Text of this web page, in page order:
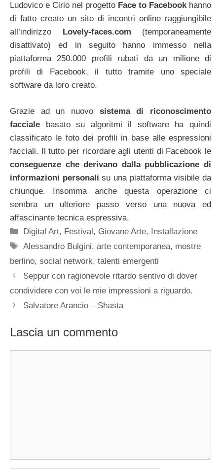
Ludovico e Cirio nel progetto Face to Facebook hanno
di fatto creato un sito di incontri online raggiungibile
all’indirizzo Lovely-faces.com (temporaneamente
disattivato) ed in seguito hanno immesso nella
piattaforma 250.000 profili rubati da un milione di
profili di Facebook, il tutto tramite uno speciale
software da loro creato.
Grazie ad un nuovo sistema di riconoscimento
facciale basato su algoritmi il software ha quindi
classificato le foto dei profili in base alle espressioni
facciali. Il tutto per ricordare agli utenti di Facebook le
conseguenze che derivano dalla pubblicazione di
informazioni personalisu una piattaforma visibile da
chiunque. Insomma anche questa operazione ci
sembra un ulteriore passo verso una nuova ed
affascinante tecnica espressiva.
Categorie
Digital Art, Festival, Giovane Arte, Installazione
Tag
Alessandro Bulgini,arte contemporanea, mostre
berlino, social network, talenti emergenti
Seppur con ragionevole ritardo sentivo di dover
condividere con voi le mie impressioni a riguardo.
Salvatore Arancio – Shasta
Lascia un commento